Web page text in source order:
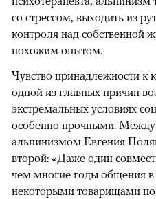
со стрессом, выходить из
контроля над собственной
похожим опытом.
Чувство принадлежности к
одной из главных причин
экстремальных условиях
особенно прочными.
альпинизмом Евгения
второй: «Даже один
чем многие годы общения
некоторыми товарищами